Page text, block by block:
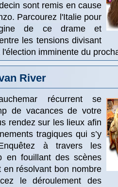
sont remis en cause
Parcourez l'Italie pour
de ce drame et
les tensions divisant
imminente du
River
récurrent se
de vacances de votre
rendez sur les lieux afin
tragiques qui s’y
à travers les
en fouillant des scènes
en résolvant bon nombre
le déroulement des